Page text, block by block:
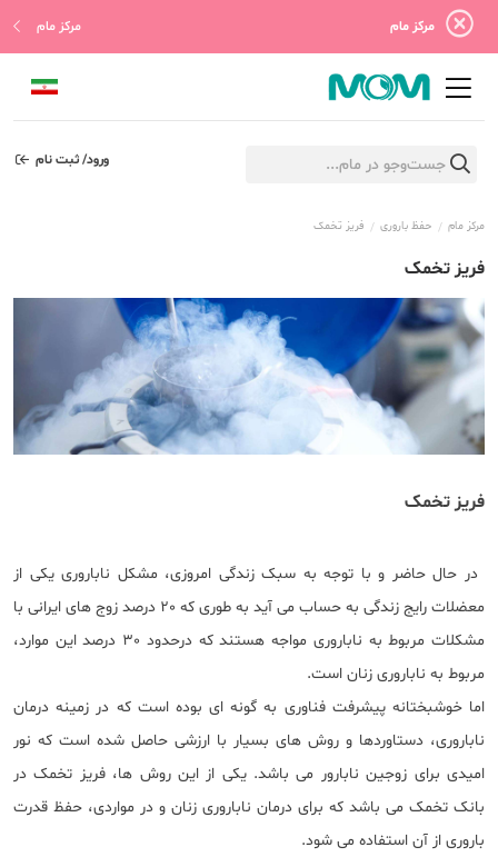
مرکز مام مرکز مام
ورود/ ثبت نام
مرکز مام حفظ باروری فریز تخمک
فریز تخمک
فریز تخمک
​ در حال حاضر و با توجه به سبک زندگی امروزی، مشکل ناباروری یکی از
معضلات رایج زندگی به حساب می آید به طوری که 20 درصد زوج های ایرانی با
مشکلات مربوط به ناباروری مواجه هستند که درحدود 30 درصد این موارد،
مربوط به ناباروری زنان است.
اما خوشبختانه پیشرفت فناوری به گونه ای بوده است که در زمینه درمان
ناباروری، دستاوردها و روش های بسیار با ارزشی حاصل شده است که نور
امیدی برای زوجین نابارور می باشد. یکی از این روش ها، فریز تخمک در
بانک تخمک می باشد که برای درمان ناباروری زنان و در مواردی، حفظ قدرت
باروری از آن استفاده می شود.